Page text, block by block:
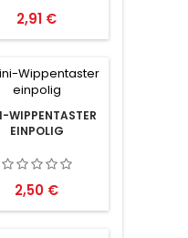
Preis
2,91 €
WIPPENTASTER
EINPOLIG
Preis
2,50 €